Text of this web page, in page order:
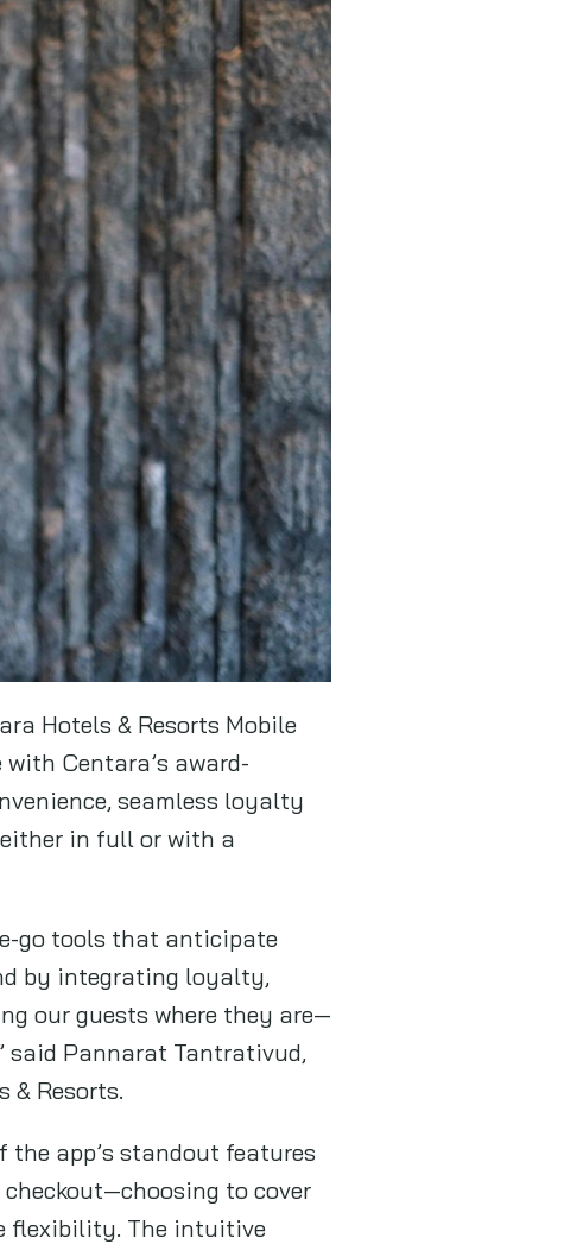
Hotels & Resorts Mobile
Centara’s award-
seamless loyalty
in full or with a
go tools that anticipate
by integrating loyalty,
our guests where they are—
said Pannarat Tantrativud,
& Resorts.
the app’s standout features
to cover
flexibility. The intuitive